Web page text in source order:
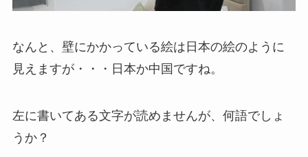
なんと、壁にかかっている絵は日本の絵のように
見えますが・・・日本か中国ですね。
左に書いてある文字が読めませんが、何語でしょ
うか？